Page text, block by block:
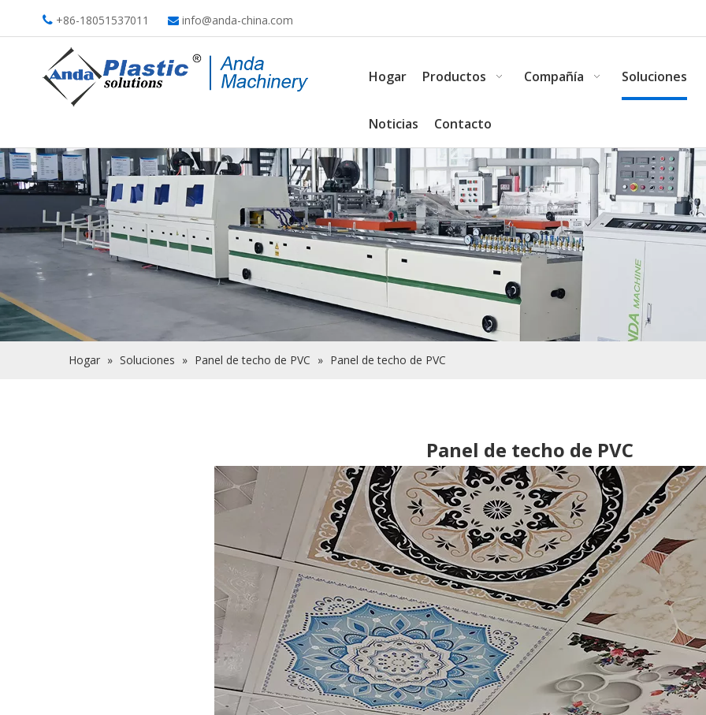
 +86-18051537011  info@anda-china.com
Hogar Productos Compañía Soluciones
Noticias Contacto
Hogar » Soluciones » Panel de techo de PVC » Panel de techo de PVC
Panel de techo de PVC